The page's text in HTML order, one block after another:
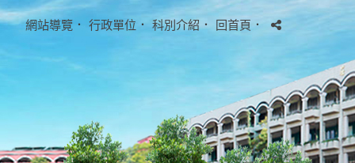
網站導覽 ． 行政單位 ． 科別介紹． 回首頁．